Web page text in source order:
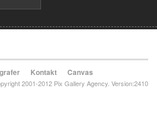
Kontakt Canvas
2001-2012 Pix Gallery Agency. Version:2410